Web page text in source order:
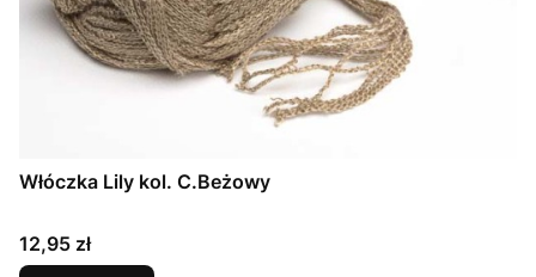
Włóczka Lily kol. C.Beżowy
Cena
12,95 zł